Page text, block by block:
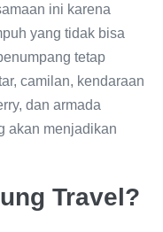
ini karena
yang tidak bisa
tetap
camilan, kendaraan
dan armada
akan menjadikan
Travel?